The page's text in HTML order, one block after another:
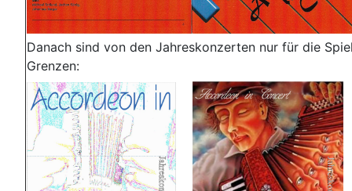
Danach sind von den Jahreskonzerten nur für die
Grenzen: